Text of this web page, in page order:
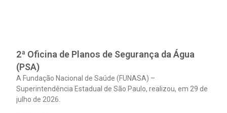
2ª Oficina de Planos de Segurança da Água
(PSA)
A Fundação Nacional de Saúde (FUNASA) –
Superintendência Estadual de São Paulo, realizou, em 29 de
julho de 2026.